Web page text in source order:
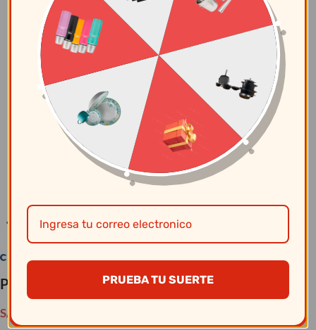
Plato Pando Coupe 23.6 Cm Artisan Beige
S/ 25.20
PRUEBA TU SUERTE